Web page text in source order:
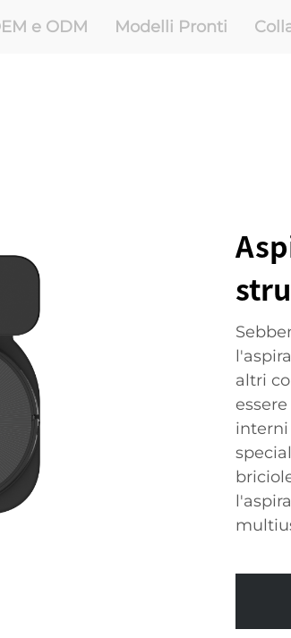
e ODM Modelli Pronti
altri
interni